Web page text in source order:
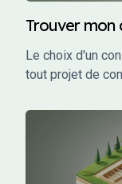
Trouver mon
Le choix d'un
tout projet de
commercial, ou
constructeur
réussi et un